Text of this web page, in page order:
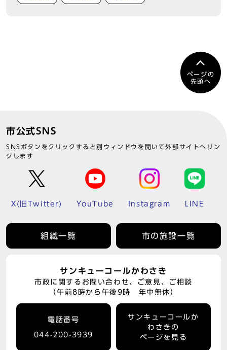
ページの
先頭へ
市公式SNS
SNSボタンをクリックすると別ウィンドウを開いて外部サイトへリン
クします
X(旧Twitter) YouTube Instagram LINE
組織一覧 市の施設一覧
サンキューコールかわさき
市政に関するお問い合わせ、ご意見、ご相談
（午前8時から午後9時 年中無休）
電話番号
044-200-3939
サンキューコールか
わさきの
ページを見る